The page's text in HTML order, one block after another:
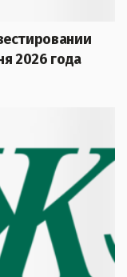
2026 года